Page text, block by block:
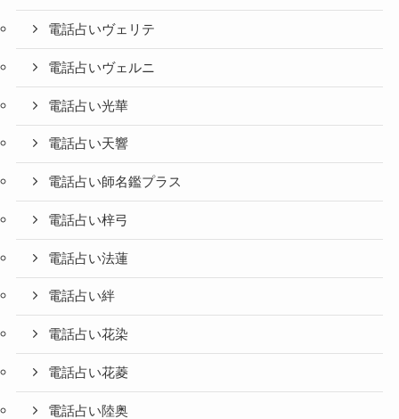
電話占いヴェリテ
電話占いヴェルニ
電話占い光華
電話占い天響
電話占い師名鑑プラス
電話占い梓弓
電話占い法蓮
電話占い絆
電話占い花染
電話占い花菱
電話占い陸奥